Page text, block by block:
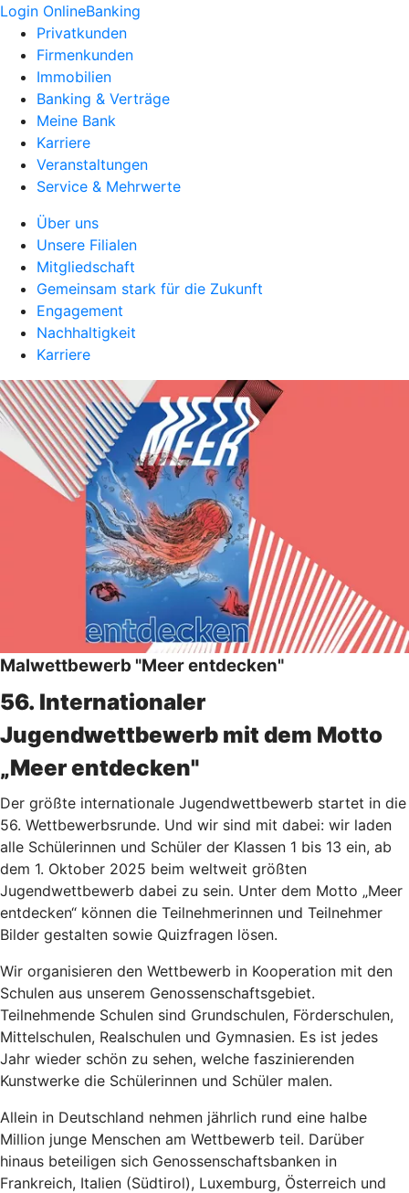
Login OnlineBanking
Privatkunden
Firmenkunden
Immobilien
Banking & Verträge
Meine Bank
Karriere
Veranstaltungen
Service & Mehrwerte
Über uns
Unsere Filialen
Mitgliedschaft
Gemeinsam stark für die Zukunft
Engagement
Nachhaltigkeit
Karriere
Malwettbewerb "Meer entdecken"
56. Internationaler
Jugendwettbewerb mit dem Motto
„Meer entdecken"
Der größte internationale Jugendwettbewerb startet in die
56. Wettbewerbsrunde. Und wir sind mit dabei: wir laden
alle Schülerinnen und Schüler der Klassen 1 bis 13 ein, ab
dem 1. Oktober 2025 beim weltweit größten
Jugendwettbewerb dabei zu sein. Unter dem Motto „Meer
entdecken“ können die Teilnehmerinnen und Teilnehmer
Bilder gestalten sowie Quizfragen lösen.
Wir organisieren den Wettbewerb in Kooperation mit den
Schulen aus unserem Genossenschaftsgebiet.
Teilnehmende Schulen sind Grundschulen, Förderschulen,
Mittelschulen, Realschulen und Gymnasien. Es ist jedes
Jahr wieder schön zu sehen, welche faszinierenden
Kunstwerke die Schülerinnen und Schüler malen.
Allein in Deutschland nehmen jährlich rund eine halbe
Million junge Menschen am Wettbewerb teil. Darüber
hinaus beteiligen sich Genossenschaftsbanken in
Frankreich, Italien (Südtirol), Luxemburg, Österreich und